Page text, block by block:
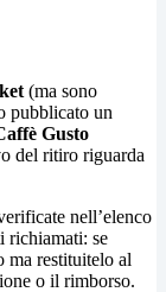
(ma sono
pubblicato un
Gusto
del ritiro riguarda
nell’elenco
richiamati: se
ma restituitelo al
o il rimborso.